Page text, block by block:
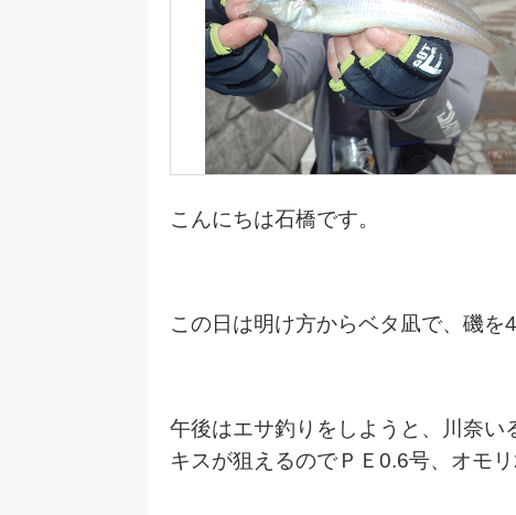
こんにちは石橋です。
この日は明け方からベタ凪で、磯を
午後はエサ釣りをしようと、川奈
キスが狙えるのでＰＥ0.6号、オモ